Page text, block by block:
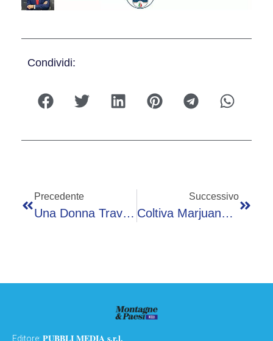
Condividi:
Precedente
Una Donna Travolta Da Un’autovettura: È Grave
Successivo
Coltiva Marjuana In Casa. Arrestato Dai Carabinieri Di Trescore
Editore: PUBBLI MEDIA s.r.l.